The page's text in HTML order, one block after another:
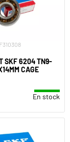
SKF 6204 TN9-
CAGE
En stock